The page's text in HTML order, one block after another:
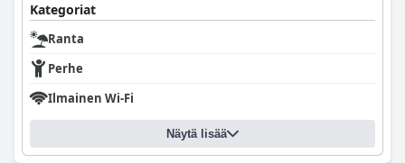
Kategoriat
Ranta
Perhe
Ilmainen Wi-Fi
Näytä lisää